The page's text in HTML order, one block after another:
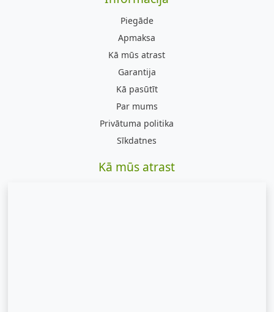
Piegāde
Apmaksa
Kā mūs atrast
Garantija
Kā pasūtīt
Par mums
Privātuma politika
Sīkdatnes
Kā mūs atrast